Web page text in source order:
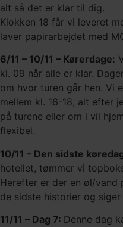
alt så det er klar til dig.
Klokken 18 får vi leveret
laver papirarbejdet med
6/11 – 10/11 – Kørerdage:
kl. 09 når alle er klar.
om hvor turen går hen. Vi
mellem kl. 16-18, alt efter
på turene eller om i vil
flexibel.
10/11 – Den sidste
hotellet, tømmer vi
Herefter er der en øl/vand
de sidste historier og
11/11 – Dag 7: Denne dag